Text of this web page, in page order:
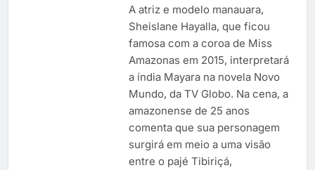
A atriz e modelo manauara,
Sheislane Hayalla, que ficou
famosa com a coroa de Miss
Amazonas em 2015, interpretará
a índia Mayara na novela Novo
Mundo, da TV Globo. Na cena, a
amazonense de 25 anos
comenta que sua personagem
surgirá em meio a uma visão
entre o pajé Tibiriçá,